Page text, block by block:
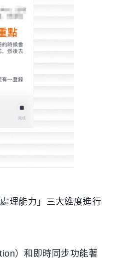
理能力」三大維度進行
）和即時同步功能著